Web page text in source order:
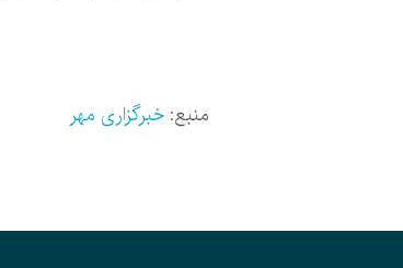
منبع: خبرگزاری مهر